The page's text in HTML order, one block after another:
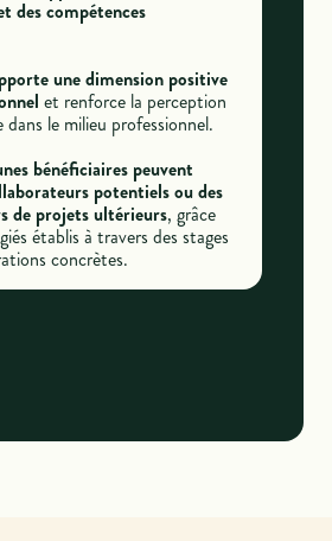
des compétences
une dimension positive
et renforce la perception
le milieu professionnel.
bénéficiaires peuvent
potentiels ou des
de projets ultérieurs, grâce
établis à travers des stages
concrètes.